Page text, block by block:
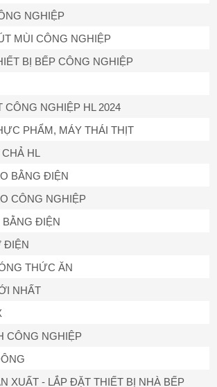
NGHIỆP
MÙI CÔNG NGHIỆP
BỊ BẾP CÔNG NGHIỆP
CÔNG NGHIỆP HL 2024
PHẨM, MÁY THÁI THỊT
HL
BẰNG ĐIỆN
CÔNG NGHIỆP
BẰNG ĐIỆN
ĐIỆN
THỨC ĂN
NHẤT
CÔNG NGHIỆP
XUẤT - LẮP ĐẶT THIẾT BỊ NHÀ BẾP